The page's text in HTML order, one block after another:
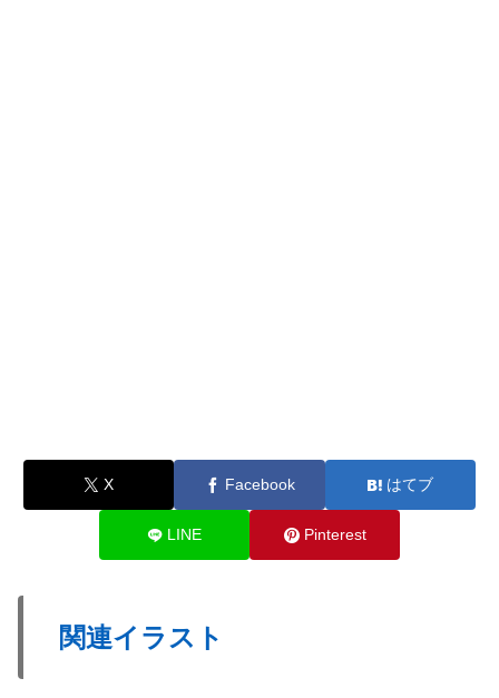
X Facebook はてブ
LINE Pinterest
関連イラスト